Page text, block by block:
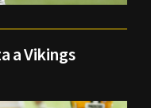
a Vikings